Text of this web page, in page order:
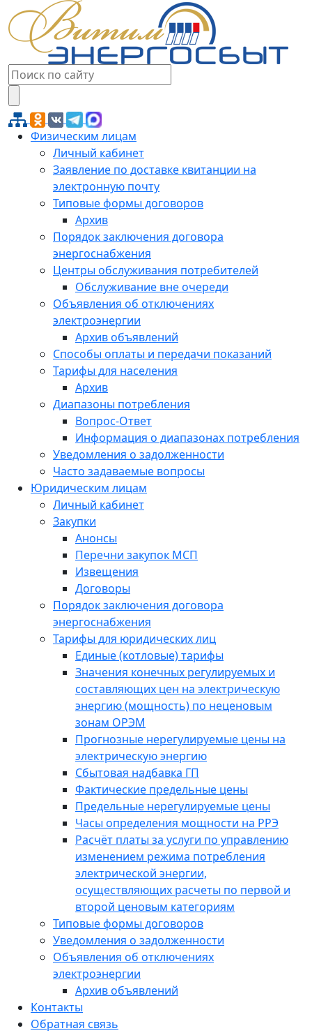
Физическим лицам
Личный кабинет
Заявление по доставке квитанции на
электронную почту
Типовые формы договоров
Архив
Порядок заключения договора
энергоснабжения
Центры обслуживания потребителей
Обслуживание вне очереди
Объявления об отключениях
электроэнергии
Архив объявлений
Способы оплаты и передачи показаний
Тарифы для населения
Архив
Диапазоны потребления
Вопрос-Ответ
Информация о диапазонах потребления
Уведомления о задолженности
Часто задаваемые вопросы
Юридическим лицам
Личный кабинет
Закупки
Анонсы
Перечни закупок МСП
Извещения
Договоры
Порядок заключения договора
энергоснабжения
Тарифы для юридических лиц
Единые (котловые) тарифы
Значения конечных регулируемых и
составляющих цен на электрическую
энергию (мощность) по неценовым
зонам ОРЭМ
Прогнозные нерегулируемые цены на
электрическую энергию
Сбытовая надбавка ГП
Фактические предельные цены
Предельные нерегулируемые цены
Часы определения мощности на РРЭ
Расчёт платы за услуги по управлению
изменением режима потребления
электрической энергии,
осуществляющих расчеты по первой и
второй ценовым категориям
Типовые формы договоров
Уведомления о задолженности
Объявления об отключениях
электроэнергии
Архив объявлений
Контакты
Обратная связь